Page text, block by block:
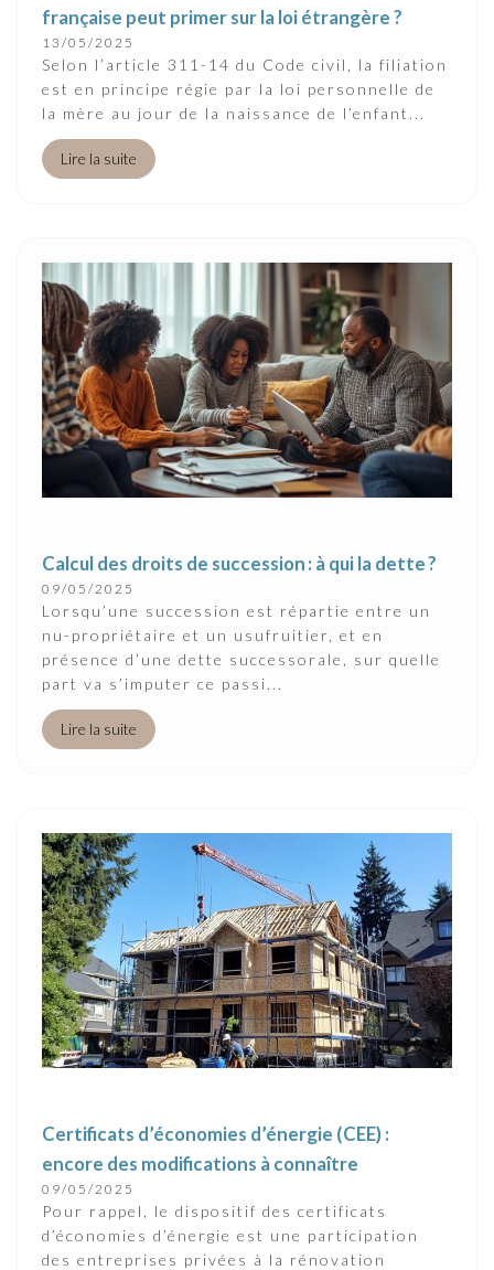
française peut primer sur la loi étrangère ?
13/05/2025
Selon l’article 311-14 du Code civil, la filiation
est en principe régie par la loi personnelle de
la mère au jour de la naissance de l’enfant...
Lire la suite
Calcul des droits de succession : à qui la dette ?
09/05/2025
Lorsqu’une succession est répartie entre un
nu-propriétaire et un usufruitier, et en
présence d’une dette successorale, sur quelle
part va s’imputer ce passi...
Lire la suite
Certificats d’économies d’énergie (CEE) :
encore des modifications à connaître
09/05/2025
Pour rappel, le dispositif des certificats
d’économies d’énergie est une participation
des entreprises privées à la rénovation